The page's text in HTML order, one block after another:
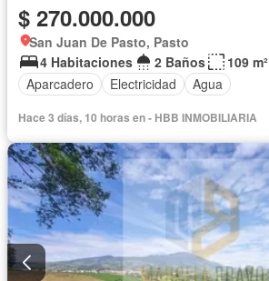
$ 270.000.000
San Juan De Pasto, Pasto
4 Habitaciones
2 Baños
109 m²
Aparcadero
Electricidad Agua
Hace 3 días, 10 horas en - HBB INMOBILIARIA